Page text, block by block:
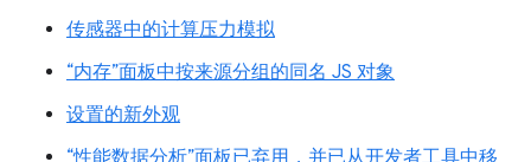
传感器中的计算压力模拟
“内存”面板中按来源分组的同名 JS 对象
设置的新外观
“性能数据分析”面板已弃用，并已从开发者工具中移